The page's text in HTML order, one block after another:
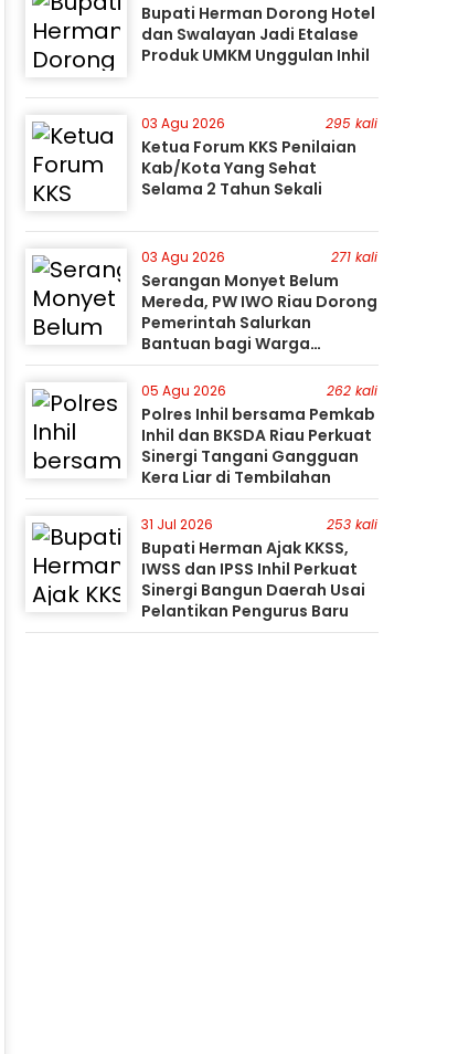
Bupati Herman Dorong Hotel
dan Swalayan Jadi Etalase
Produk UMKM Unggulan Inhil
03 Agu 2026 295 kali
Ketua Forum KKS Penilaian
Kab/Kota Yang Sehat
Selama 2 Tahun Sekali
03 Agu 2026 271 kali
Serangan Monyet Belum
Mereda, PW IWO Riau Dorong
Pemerintah Salurkan
Bantuan bagi Warga
Terdampak
05 Agu 2026 262 kali
Polres Inhil bersama Pemkab
Inhil dan BKSDA Riau Perkuat
Sinergi Tangani Gangguan
Kera Liar di Tembilahan
31 Jul 2026 253 kali
Bupati Herman Ajak KKSS,
IWSS dan IPSS Inhil Perkuat
Sinergi Bangun Daerah Usai
Pelantikan Pengurus Baru